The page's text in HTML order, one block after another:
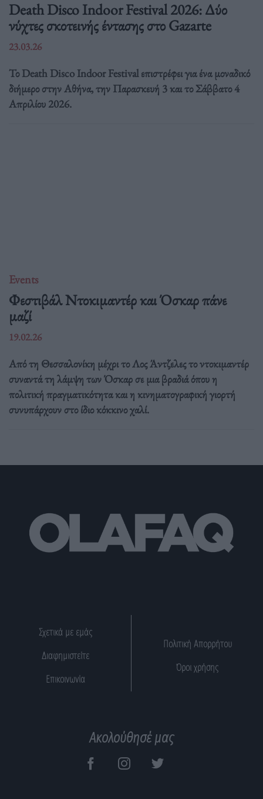
Death Disco Indoor Festival 2026: Δύο
νύχτες σκοτεινής έντασης στο Gazarte
23.03.26
Το Death Disco Indoor Festival επιστρέφει για ένα μοναδικό
διήμερο στην Αθήνα, την Παρασκευή 3 και το Σάββατο 4
Απριλίου 2026.
Events
Φεστιβάλ Ντοκιμαντέρ και Όσκαρ πάνε
μαζί
19.02.26
Από τη Θεσσαλονίκη μέχρι το Λος Άντζελες το ντοκιμαντέρ
συναντά τη λάμψη των Όσκαρ σε μια βραδιά όπου η
πολιτική πραγματικότητα και η κινηματογραφική γιορτή
συνυπάρχουν στο ίδιο κόκκινο χαλί.
Σχετικά με εμάς
Διαφημιστείτε
Επικοινωνία
Πολιτική Απορρήτου
Όροι χρήσης
Ακολούθησέ μας